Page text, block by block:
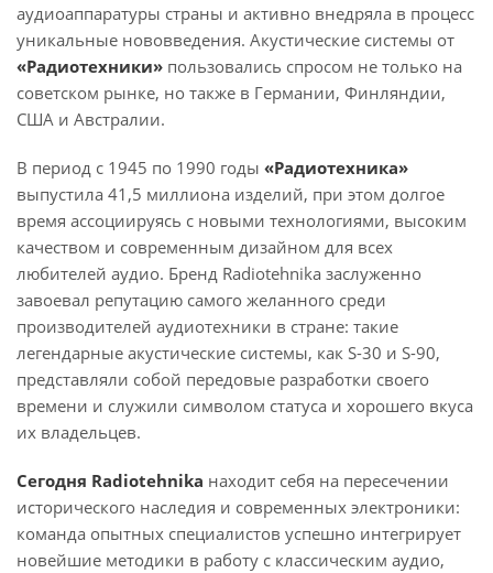
аудиоаппаратуры страны и активно внедряла в процесс
уникальные нововведения. Акустические системы от
«Радиотехники» пользовались спросом не только на
советском рынке, но также в Германии, Финляндии,
США и Австралии.
В период с 1945 по 1990 годы «Радиотехника»
выпустила 41,5 миллиона изделий, при этом долгое
время ассоциируясь с новыми технологиями, высоким
качеством и современным дизайном для всех
любителей аудио. Бренд Radiotehnika заслуженно
завоевал репутацию самого желанного среди
производителей аудиотехники в стране: такие
легендарные акустические системы, как S-30 и S-90,
представляли собой передовые разработки своего
времени и служили символом статуса и хорошего вкуса
их владельцев.
Сегодня Radiotehnika находит себя на пересечении
исторического наследия и современных электроники:
команда опытных специалистов успешно интегрирует
новейшие методики в работу с классическим аудио,